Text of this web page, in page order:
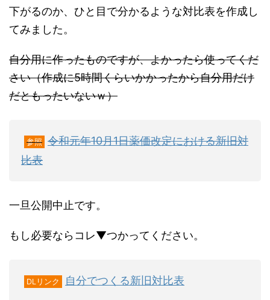
下がるのか、ひと目で分かるような対比表を作成し
てみました。
自分用に作ったものですが、よかったら使ってくだ
さい（作成に5時間くらいかかったから自分用だけ
だともったいないｗ）
参照 令和元年10月1日薬価改定における新旧対
比表
一旦公開中止です。
もし必要ならコレ▼つかってください。
DLリンク 自分でつくる新旧対比表